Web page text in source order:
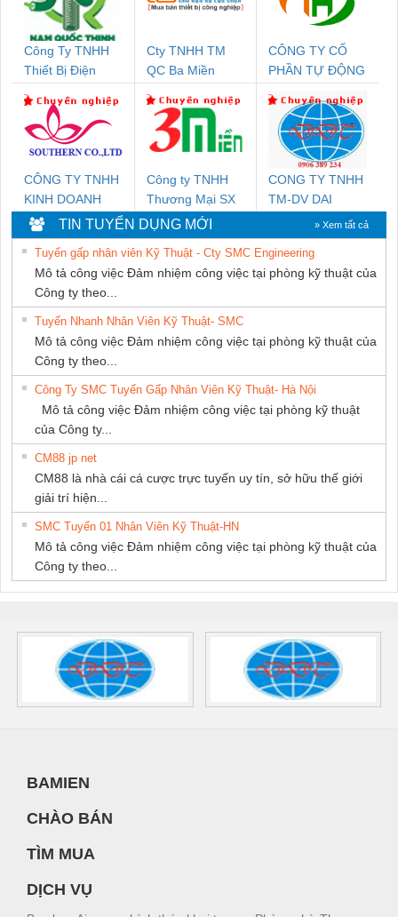
Công Ty TNHH
Thiết Bị Điện
Cty TNHH TM
QC Ba Miền
CÔNG TY CỔ
PHẦN TỰ ĐỘNG
CÔNG TY TNHH
KINH DOANH
DỊCH VỤ XNK
PHƯƠNG NAM
Công ty TNHH
Thương Mại SX
Ba Miền
CONG TY TNHH
TM-DV DAI
DONG THANH
TIN TUYỂN DỤNG MỚI » Xem tất cả
Tuyển gấp nhân viên Kỹ Thuật - Cty SMC Engineering
Mô tả công việc Đảm nhiệm công việc tại phòng kỹ thuật của
Công ty theo...
Tuyển Nhanh Nhân Viên Kỹ Thuật- SMC
Mô tả công việc Đảm nhiệm công việc tại phòng kỹ thuật của
Công ty theo...
Công Ty SMC Tuyển Gấp Nhân Viên Kỹ Thuật- Hà Nội
Mô tả công việc Đảm nhiệm công việc tại phòng kỹ thuật
của Công ty...
CM88 jp net
CM88 là nhà cái cá cược trực tuyến uy tín, sở hữu thế giới
giải trí hiện...
SMC Tuyển 01 Nhân Viên Kỹ Thuật-HN
Mô tả công việc Đảm nhiệm công việc tại phòng kỹ thuật của
Công ty theo...
BAMIEN
CHÀO BÁN
TÌM MUA
DỊCH VỤ